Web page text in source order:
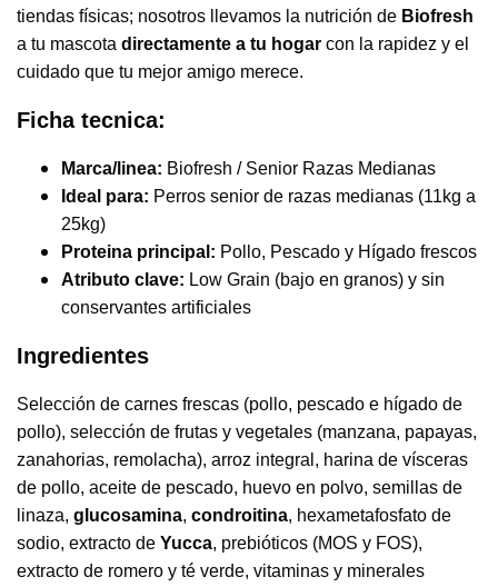
tiendas físicas; nosotros llevamos la nutrición de Biofresh
a tu mascota directamente a tu hogar con la rapidez y el
cuidado que tu mejor amigo merece.
Ficha tecnica:
Marca/linea: Biofresh / Senior Razas Medianas
Ideal para: Perros senior de razas medianas (11kg a
25kg)
Proteina principal: Pollo, Pescado y Hígado frescos
Atributo clave: Low Grain (bajo en granos) y sin
conservantes artificiales
Ingredientes
Selección de carnes frescas (pollo, pescado e hígado de
pollo), selección de frutas y vegetales (manzana, papayas,
zanahorias, remolacha), arroz integral, harina de vísceras
de pollo, aceite de pescado, huevo en polvo, semillas de
linaza, glucosamina, condroitina, hexametafosfato de
sodio, extracto de Yucca, prebióticos (MOS y FOS),
extracto de romero y té verde, vitaminas y minerales